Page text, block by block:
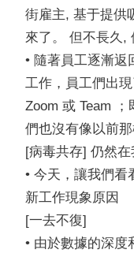
街雇主, 基于提供
來了。 但不長久,
• 隨著員工逐漸返
工作，員工們出現
Zoom 或 Team
們也沒有像以前
[病毒共存] 仍然在
• 今天，讓我們看
新工作現象原因
[一去不復]
• 由於數據的深度